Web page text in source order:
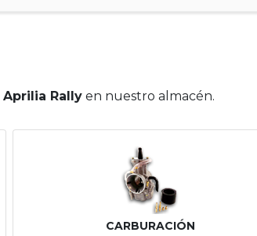
Aprilia Rally en nuestro almacén.
CARBURACIÓN